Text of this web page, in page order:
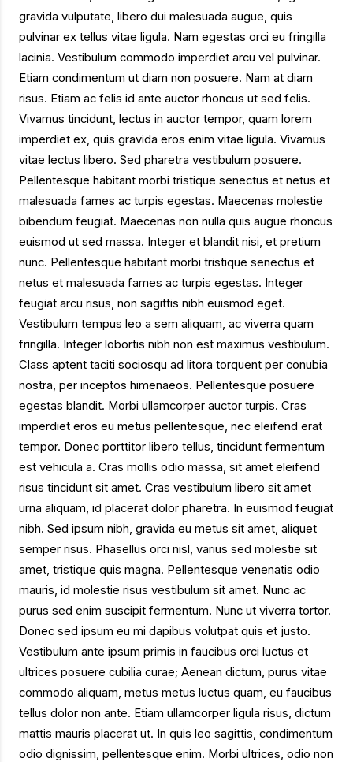
gravida vulputate, libero dui malesuada augue, quis
pulvinar ex tellus vitae ligula. Nam egestas orci eu fringilla
lacinia. Vestibulum commodo imperdiet arcu vel pulvinar.
Etiam condimentum ut diam non posuere. Nam at diam
risus. Etiam ac felis id ante auctor rhoncus ut sed felis.
Vivamus tincidunt, lectus in auctor tempor, quam lorem
imperdiet ex, quis gravida eros enim vitae ligula. Vivamus
vitae lectus libero. Sed pharetra vestibulum posuere.
Pellentesque habitant morbi tristique senectus et netus et
malesuada fames ac turpis egestas. Maecenas molestie
bibendum feugiat. Maecenas non nulla quis augue rhoncus
euismod ut sed massa. Integer et blandit nisi, et pretium
nunc. Pellentesque habitant morbi tristique senectus et
netus et malesuada fames ac turpis egestas. Integer
feugiat arcu risus, non sagittis nibh euismod eget.
Vestibulum tempus leo a sem aliquam, ac viverra quam
fringilla. Integer lobortis nibh non est maximus vestibulum.
Class aptent taciti sociosqu ad litora torquent per conubia
nostra, per inceptos himenaeos. Pellentesque posuere
egestas blandit. Morbi ullamcorper auctor turpis. Cras
imperdiet eros eu metus pellentesque, nec eleifend erat
tempor. Donec porttitor libero tellus, tincidunt fermentum
est vehicula a. Cras mollis odio massa, sit amet eleifend
risus tincidunt sit amet. Cras vestibulum libero sit amet
urna aliquam, id placerat dolor pharetra. In euismod feugiat
nibh. Sed ipsum nibh, gravida eu metus sit amet, aliquet
semper risus. Phasellus orci nisl, varius sed molestie sit
amet, tristique quis magna. Pellentesque venenatis odio
mauris, id molestie risus vestibulum sit amet. Nunc ac
purus sed enim suscipit fermentum. Nunc ut viverra tortor.
Donec sed ipsum eu mi dapibus volutpat quis et justo.
Vestibulum ante ipsum primis in faucibus orci luctus et
ultrices posuere cubilia curae; Aenean dictum, purus vitae
commodo aliquam, metus metus luctus quam, eu faucibus
tellus dolor non ante. Etiam ullamcorper ligula risus, dictum
mattis mauris placerat ut. In quis leo sagittis, condimentum
odio dignissim, pellentesque enim. Morbi ultrices, odio non